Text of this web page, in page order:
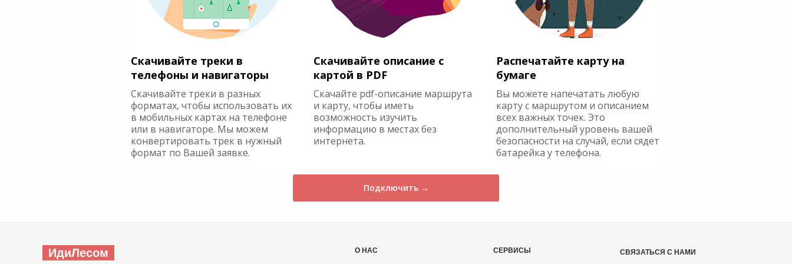
Скачивайте треки в
телефоны и навигаторы
Скачивайте треки в разных
форматах, чтобы использовать их
в мобильных картах на телефоне
или в навигаторе. Мы можем
конвертировать трек в нужный
формат по Вашей заявке.
Скачивайте описание с
картой в PDF
Скачайте pdf-описание маршрута
и карту, чтобы иметь
возможность изучить
информацию в местах без
интернета.
Распечатайте карту на
бумаге
Вы можете напечатать любую
карту с маршрутом и описанием
всех важных точек. Это
дополнительный уровень вашей
безопасности на случай, если сядет
батарейка у телефона.
Подключить →
ИдиЛесом
О НАС СЕРВИСЫ СВЯЗАТЬСЯ С НАМИ